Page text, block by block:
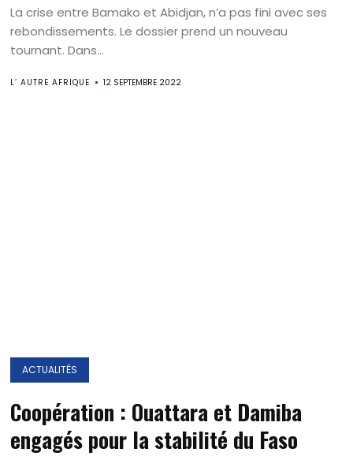
La crise entre Bamako et Abidjan, n’a pas fini avec ses
rebondissements. Le dossier prend un nouveau
tournant. Dans...
L’ AUTRE AFRIQUE 12 SEPTEMBRE 2022
ACTUALITÉS
Coopération : Ouattara et Damiba
engagés pour la stabilité du Faso